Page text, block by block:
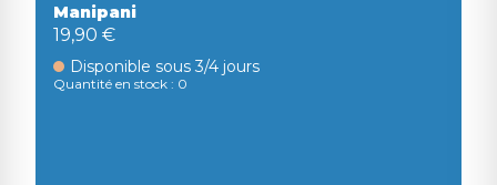
Manipani
19,90 €
Disponible sous 3/4 jours
Quantité en stock : 0